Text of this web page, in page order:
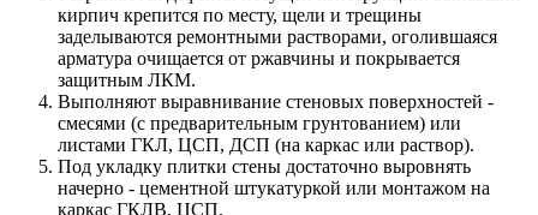
кирпич крепится по месту, щели и трещины
заделываются ремонтными растворами, оголившаяся
арматура очищается от ржавчины и покрывается
защитным ЛКМ.
Выполняют выравнивание стеновых поверхностей -
смесями (с предварительным грунтованием) или
листами ГКЛ, ЦСП, ДСП (на каркас или раствор).
Под укладку плитки стены достаточно выровнять
начерно - цементной штукатуркой или монтажом на
каркас ГКЛВ, ЦСП.